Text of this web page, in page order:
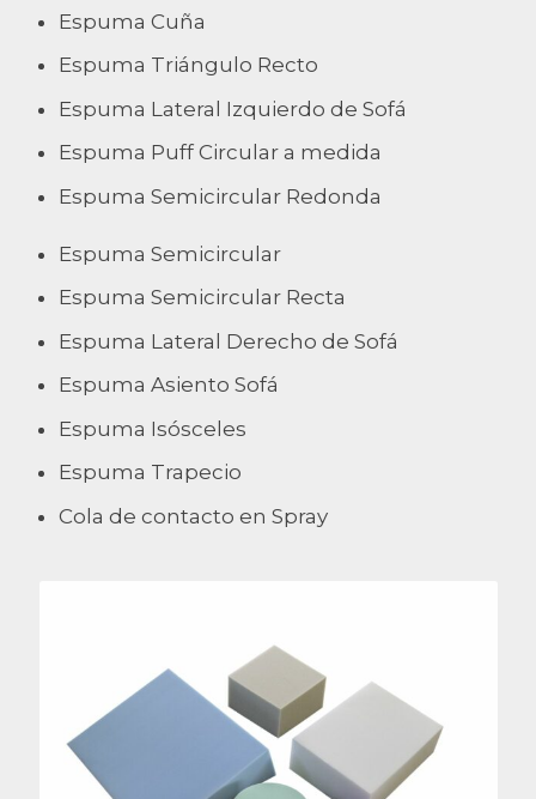
Espuma Cuña
Espuma Triángulo Recto
Espuma Lateral Izquierdo de Sofá
Espuma Puff Circular a medida
Espuma Semicircular Redonda
Espuma Semicircular
Espuma Semicircular Recta
Espuma Lateral Derecho de Sofá
Espuma Asiento Sofá
Espuma Isósceles
Espuma Trapecio
Cola de contacto en Spray